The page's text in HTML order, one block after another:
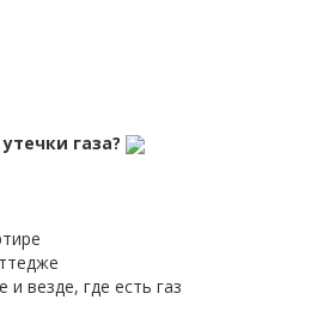
газа?
везде, где есть газ